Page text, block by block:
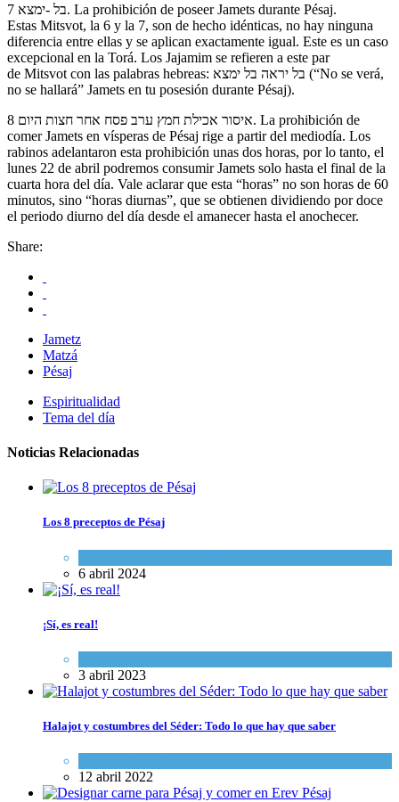
7 בל -ימצא. La prohibición de poseer Jamets durante Pésaj.
Estas Mitsvot, la 6 y la 7, son de hecho idénticas, no hay ninguna
diferencia entre ellas y se aplican exactamente igual. Este es un caso
excepcional en la Torá. Los Jajamim se refieren a este par
de Mitsvot con las palabras hebreas: בל יראה בל ימצא (“No se verá,
no se hallará” Jamets en tu posesión durante Pésaj).
8 איסור אכילת חמץ ערב פסח אחר חצות היום. La prohibición de
comer Jamets en vísperas de Pésaj rige a partir del mediodía. Los
rabinos adelantaron esta prohibición unas dos horas, por lo tanto, el
lunes 22 de abril podremos consumir Jamets solo hasta el final de la
cuarta hora del día. Vale aclarar que esta “horas” no son horas de 60
minutos, sino “horas diurnas”, que se obtienen dividiendo por doce
el periodo diurno del día desde el amanecer hasta el anochecer.
Share:
Jametz
Matzá
Pésaj
Espiritualidad
Tema del día
Noticias Relacionadas
Los 8 preceptos de Pésaj
6 abril 2024
¡Sí, es real!
3 abril 2023
Halajot y costumbres del Séder: Todo lo que hay que saber
12 abril 2022